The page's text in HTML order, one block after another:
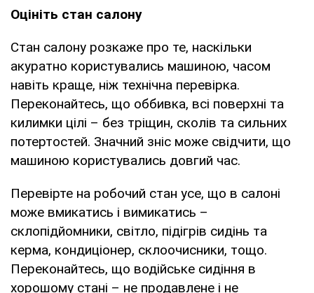
Оцініть стан салону
Стан салону розкаже про те, наскільки
акуратно користувались машиною, часом
навіть краще, ніж технічна перевірка.
Переконайтесь, що оббивка, всі поверхні та
килимки цілі – без тріщин, сколів та сильних
потертостей. Значний зніс може свідчити, що
машиною користувались довгий час.
Перевірте на робочий стан усе, що в салоні
може вмикатись і вимикатись –
склопідйомники, світло, підігрів сидінь та
керма, кондиціонер, склоочисники, тощо.
Переконайтесь, що водійське сидіння в
хорошому стані – не продавлене і не